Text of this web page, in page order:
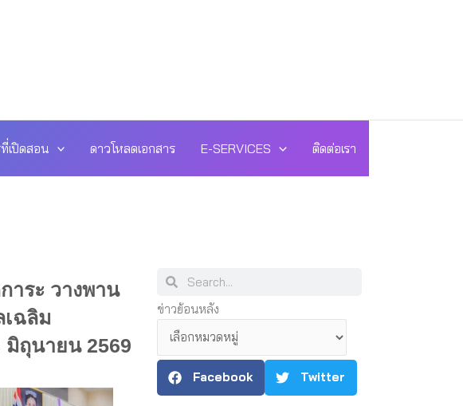
เปิดสอน ดาวโหลดเอกสาร E-SERVICES ติดต่อเรา
าระ วางพาน
ฉลิม
มิถุนายน 2569
SearchSearch
ข่าวย้อนหลัง
ข่าว
ย้อน
หลัง
Facebook
Twitter